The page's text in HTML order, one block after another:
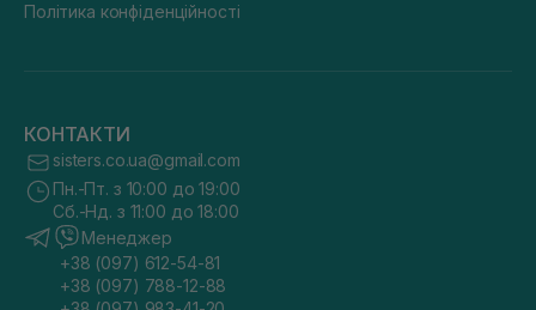
Політика конфіденційності
КОНТАКТИ
sisters.co.ua@gmail.com
Пн.-Пт. з 10:00 до 19:00
Сб.-Нд. з 11:00 до 18:00
Менеджер
+38 (097) 612-54-81
+38 (097) 788-12-88